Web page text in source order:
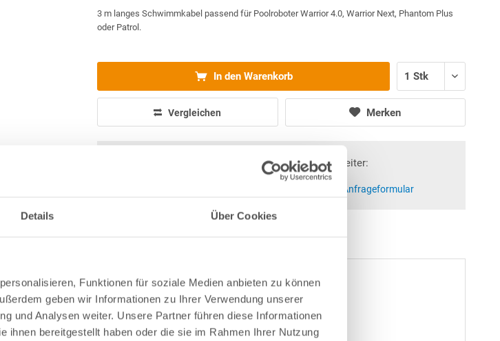
Details Über Cookies
Funktionen für soziale Medien anbieten zu können
geben wir Informationen zu Ihrer Verwendung unserer
und Analysen weiter. Unsere Partner führen diese Informationen
ihnen bereitgestellt haben oder die sie im Rahmen Ihrer Nutzung
3 m langes Schwimmkabel passend für Poolroboter Warrior 4.0, Warrior Next, Phantom Plus
oder Patrol.
In den Warenkorb
Vergleichen Merken
Fragen? Wir helfen Ihnen gerne weiter:
Anfrageformular
Plus oder Patrol.